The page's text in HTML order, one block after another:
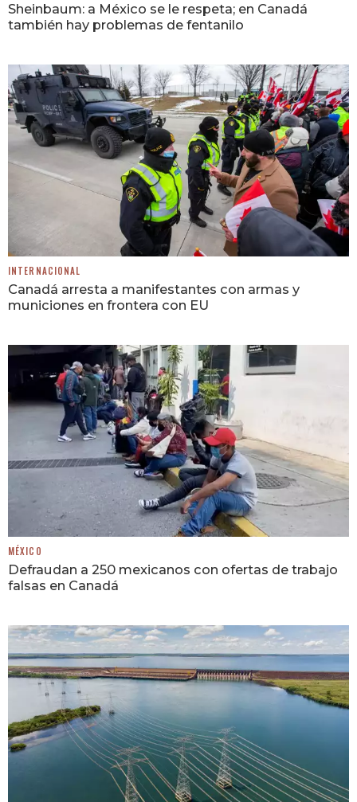
Sheinbaum: a México se le respeta; en Canadá
también hay problemas de fentanilo
INTERNACIONAL
Canadá arresta a manifestantes con armas y
municiones en frontera con EU
MÉXICO
Defraudan a 250 mexicanos con ofertas de trabajo
falsas en Canadá